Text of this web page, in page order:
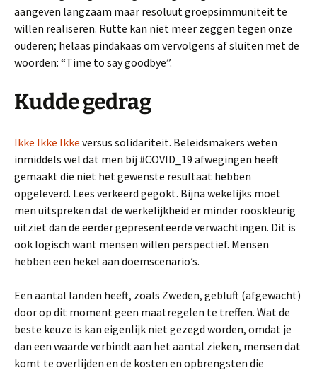
aangeven langzaam maar resoluut groepsimmuniteit te
willen realiseren. Rutte kan niet meer zeggen tegen onze
ouderen; helaas pindakaas om vervolgens af sluiten met de
woorden: “Time to say goodbye”.
Kudde gedrag
Ikke Ikke Ikke versus solidariteit. Beleidsmakers weten
inmiddels wel dat men bij #COVID_19 afwegingen heeft
gemaakt die niet het gewenste resultaat hebben
opgeleverd. Lees verkeerd gegokt. Bijna wekelijks moet
men uitspreken dat de werkelijkheid er minder rooskleurig
uitziet dan de eerder gepresenteerde verwachtingen. Dit is
ook logisch want mensen willen perspectief. Mensen
hebben een hekel aan doemscenario’s.
Een aantal landen heeft, zoals Zweden, gebluft (afgewacht)
door op dit moment geen maatregelen te treffen. Wat de
beste keuze is kan eigenlijk niet gezegd worden, omdat je
dan een waarde verbindt aan het aantal zieken, mensen dat
komt te overlijden en de kosten en opbrengsten die